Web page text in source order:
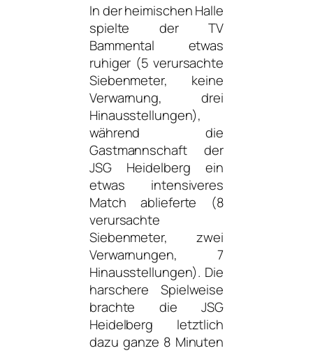
In der heimischen Halle
spielte der TV
Bammental etwas
ruhiger (5 verursachte
Siebenmeter, keine
Verwarnung, drei
Hinausstellungen),
während die
Gastmannschaft der
JSG Heidelberg ein
etwas intensiveres
Match ablieferte (8
verursachte
Siebenmeter, zwei
Verwarnungen, 7
Hinausstellungen). Die
harschere Spielweise
brachte die JSG
Heidelberg letztlich
dazu ganze 8 Minuten